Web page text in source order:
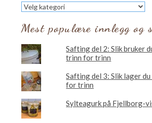
Hva
vil
du
lese
Mest populære innlegg og
Safting del 2: Slik bruker
trinn for trinn
Safting del 3: Slik lager
for trinn
Sylteagurk på Fjellborg-